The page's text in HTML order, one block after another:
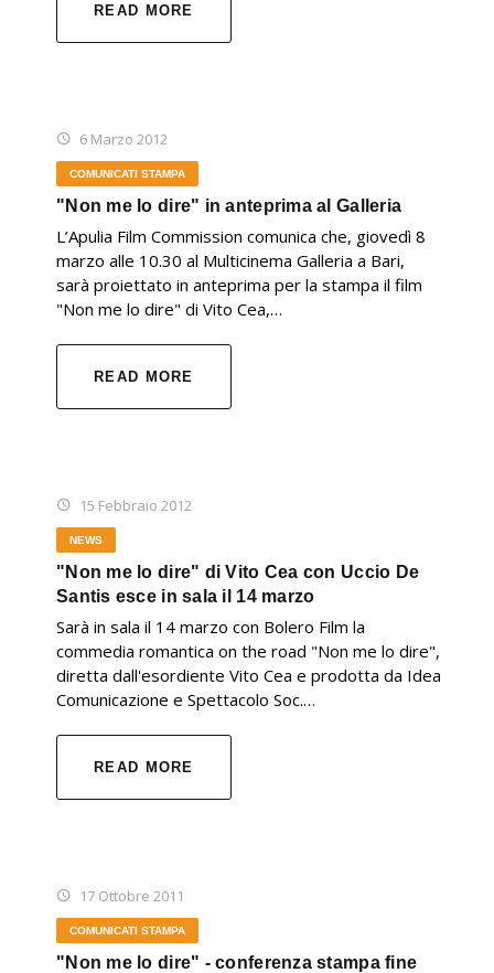
READ MORE
6 Marzo 2012
COMUNICATI STAMPA
"Non me lo dire" in anteprima al Galleria
L’Apulia Film Commission comunica che, giovedì 8
marzo alle 10.30 al Multicinema Galleria a Bari,
sarà proiettato in anteprima per la stampa il film
"Non me lo dire" di Vito Cea,…
READ MORE
15 Febbraio 2012
NEWS
"Non me lo dire" di Vito Cea con Uccio De
Santis esce in sala il 14 marzo
Sarà in sala il 14 marzo con Bolero Film la
commedia romantica on the road "Non me lo dire",
diretta dall'esordiente Vito Cea e prodotta da Idea
Comunicazione e Spettacolo Soc.…
READ MORE
17 Ottobre 2011
COMUNICATI STAMPA
"Non me lo dire" - conferenza stampa fine